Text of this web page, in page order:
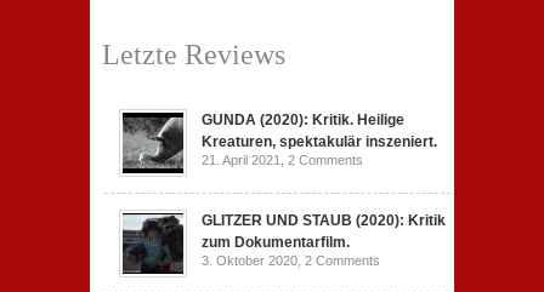
Letzte Reviews
GUNDA (2020): Kritik. Heilige
Kreaturen, spektakulär inszeniert.
21. April 2021, 2 Comments
GLITZER UND STAUB (2020): Kritik
zum Dokumentarfilm.
3. Oktober 2020, 2 Comments